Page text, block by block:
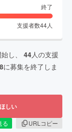
終了
支援者数44人
し、 44人の支援
に募集を終了しま
しい
る
URLコピー